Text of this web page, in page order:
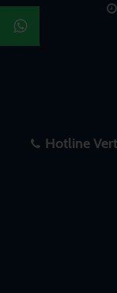
Hotline